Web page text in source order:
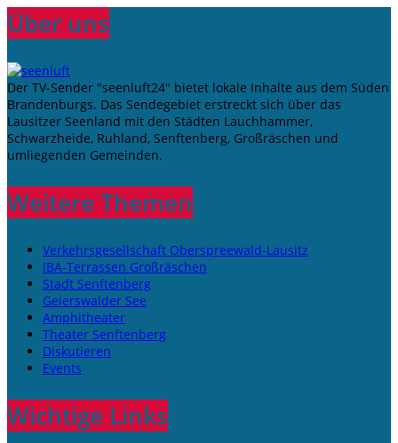
Über uns
Der TV-Sender "seenluft24" bietet lokale Inhalte aus dem Süden
Brandenburgs. Das Sendegebiet erstreckt sich über das
Lausitzer Seenland mit den Städten Lauchhammer,
Schwarzheide, Ruhland, Senftenberg, Großräschen und
umliegenden Gemeinden.
Weitere Themen
Verkehrsgesellschaft Oberspreewald-Lausitz
IBA-Terrassen Großräschen
Stadt Senftenberg
Geierswalder See
Amphitheater
Theater Senftenberg
Diskutieren
Events
Wichtige Links